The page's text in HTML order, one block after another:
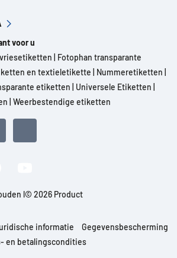
voor u
Fotophan transparante
en textieletikette Nummeretiketten
etiketten Universele Etiketten
Weerbestendige etiketten
l© 2026 Product
informatie
Gegevensbescherming
en betalingscondities